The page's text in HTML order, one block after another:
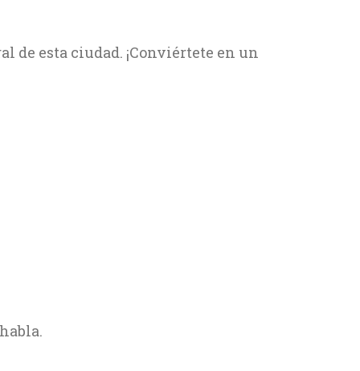
de esta ciudad. ¡Conviértete en un